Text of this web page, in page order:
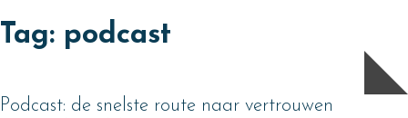
Skip
Tag: podcast
Podcast: de snelste route naar vertrouwen